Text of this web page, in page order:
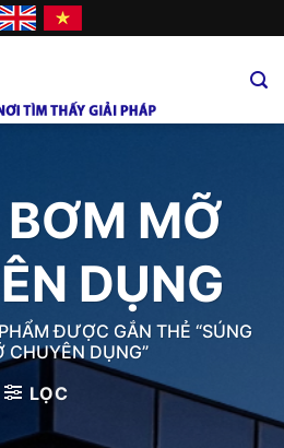
BƠM MỠ
DỤNG
ĐƯỢC GẮN THẺ “SÚNG
CHUYÊN DỤNG”
LỌC